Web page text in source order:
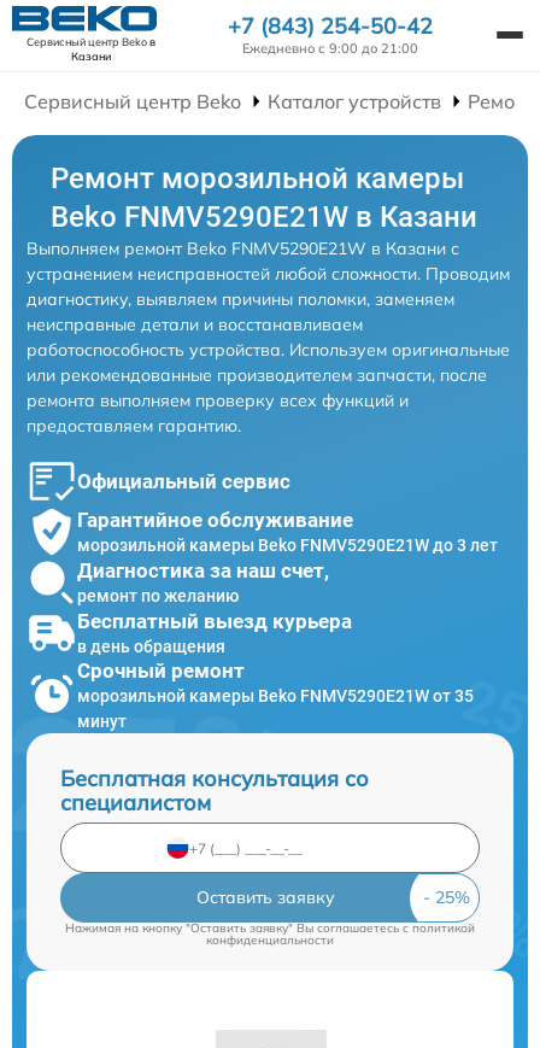
Сервисный центр Bekoв
Казани
+7 (843) 254-50-42
Ежедневно с 9:00 до 21:00
Сервисный центр Beko Каталог устройств
Ремонт морозильной камеры
Beko FNMV5290E21W в Казани
Выполняем ремонт Beko FNMV5290E21W в Казани с
устранением неисправностей любой сложности. Проводим
диагностику, выявляем причины поломки, заменяем
неисправные детали и восстанавливаем
работоспособность устройства. Используем оригинальные
или рекомендованные производителем запчасти, после
ремонта выполняем проверку всех функций и
предоставляем гарантию.
Официальный сервис
Гарантийное обслуживание
морозильной камеры Beko FNMV5290E21W до 3 лет
Диагностика за наш счет,
ремонт по желанию
Бесплатный выезд курьера
в день обращения
Срочный ремонт
морозильной камеры Beko FNMV5290E21W от 35
минут
Бесплатная консультация со
специалистом
Оставить заявку
Нажимая на кнопку "Оставить заявку" Вы соглашаетесь c политикой
конфиденциальности